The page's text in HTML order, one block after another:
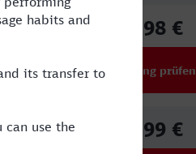
78,98 €
Verbindung prüfen
59,99 €